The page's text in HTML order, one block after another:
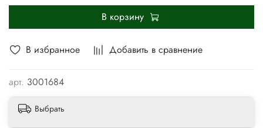
В избранное Добавить в сравнение
арт. 3001684
В корзину
Выбрать